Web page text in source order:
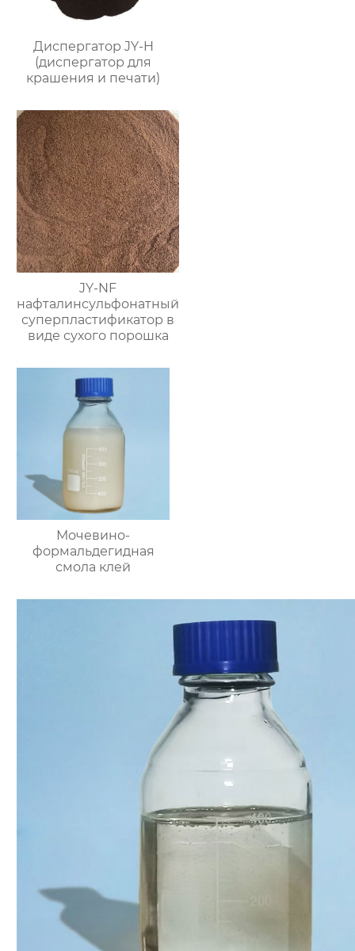
Диспергатор JY-H
(диспергатор для
крашения и печати)
JY-NF
нафталинсульфонатный
суперпластификатор в
виде сухого порошка
Мочевино-
формальдегидная
смола клей